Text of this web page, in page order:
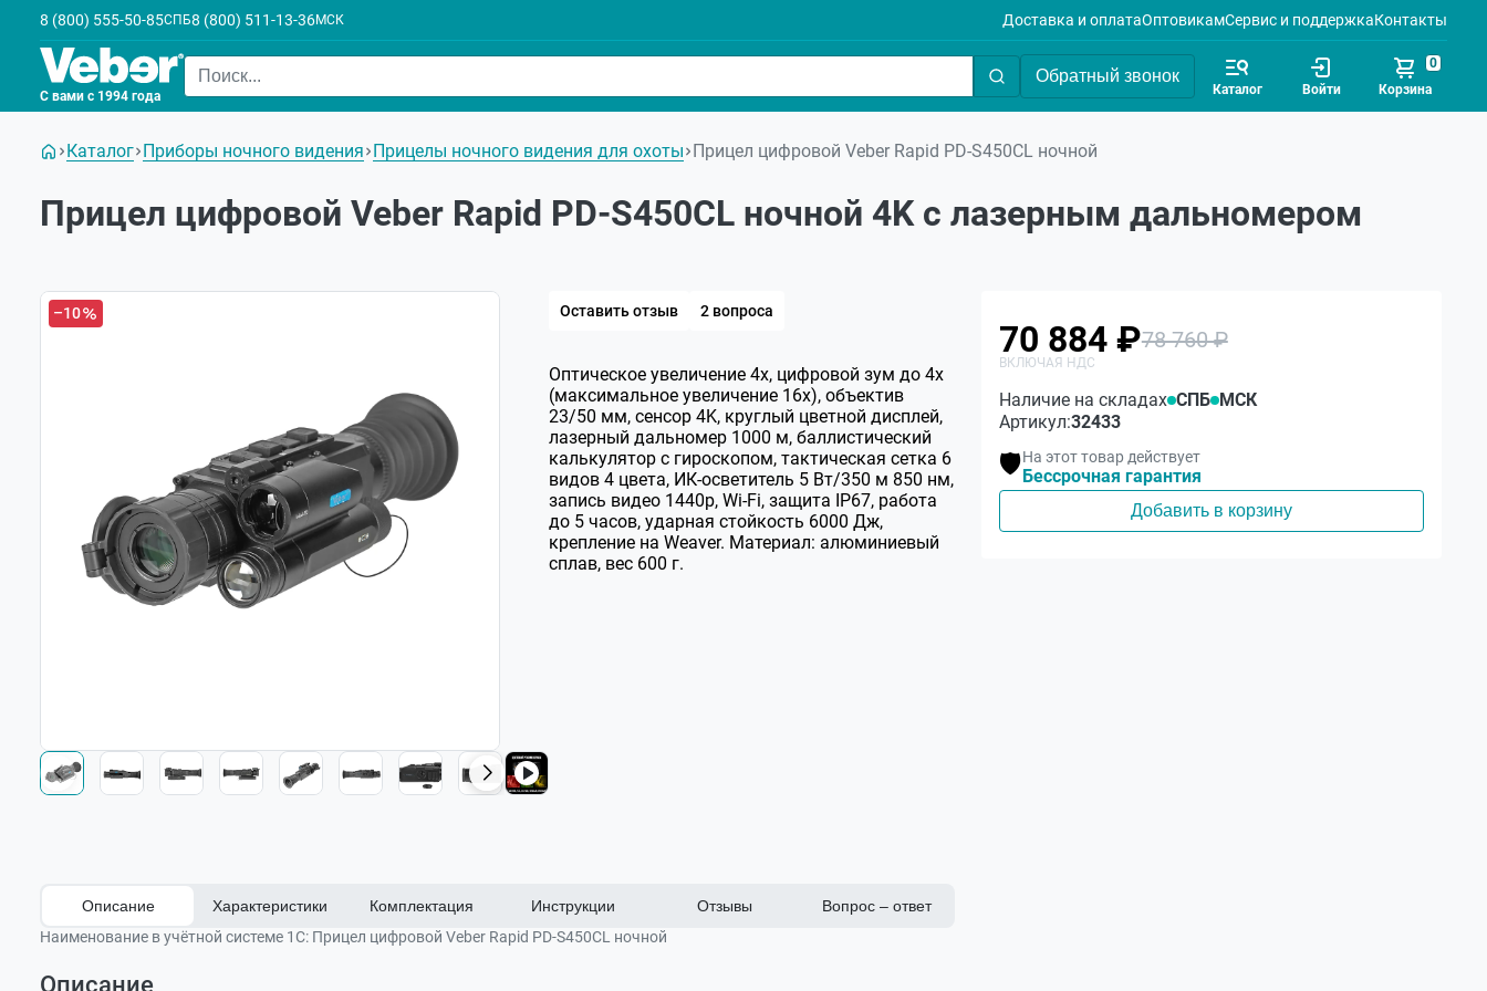
8 (800) 555-50-85СПБ8 (800) 511-13-36МСК Доставка и оплатаОптовикамСервис и поддержкаКонтакты
С вами с 1994 года
Обратный звонок
Каталог Войти Корзина
0
Каталог Приборы ночного видения Прицелы ночного видения для охоты Прицел цифровой Veber Rapid PD-S450CL ночной
Прицел цифровой Veber Rapid PD-S450CL ночной 4K с лазерным дальномером
–10 Оставить отзыв 2 вопроса
Оптическое увеличение 4х, цифровой зум до 4х
(максимальное увеличение 16х), объектив
23/50 мм, сенсор 4K, круглый цветной дисплей,
лазерный дальномер 1000 м, баллистический
калькулятор с гироскопом, тактическая сетка 6
видов 4 цвета, ИК-осветитель 5 Вт/350 м 850 нм,
запись видео 1440p, Wi-Fi, защита IP67, работа
до 5 часов, ударная стойкость 6000 Дж,
крепление на Weaver. Материал: алюминиевый
сплав, вес 600 г.
Описание Характеристики Комплектация Инструкции Отзывы
Вопрос – ответ
Наименование в учётной системе 1С: Прицел цифровой Veber Rapid PD-S450CL ночной
Описание
70 884 ₽78 760 ₽
Наличие на складах СПБ МСК
Артикул:32433
🛡️На этот товар действует
Бессрочная гарантия
Добавить в корзину